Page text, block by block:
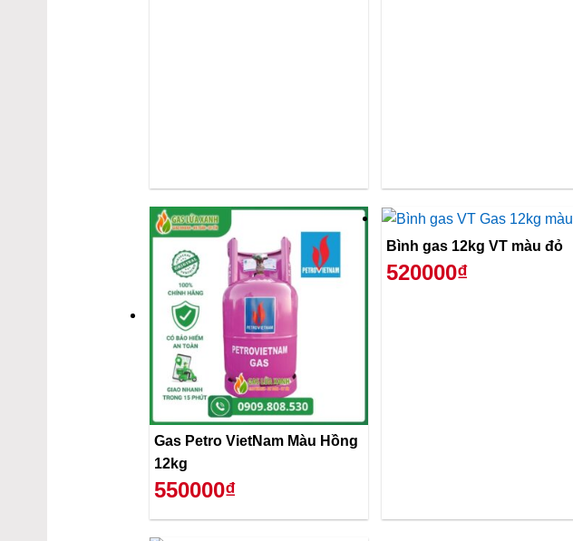
Gas Petro VietNam Màu Hồng
12kg
550000₫
Bình gas 12kg VT màu đỏ
520000₫